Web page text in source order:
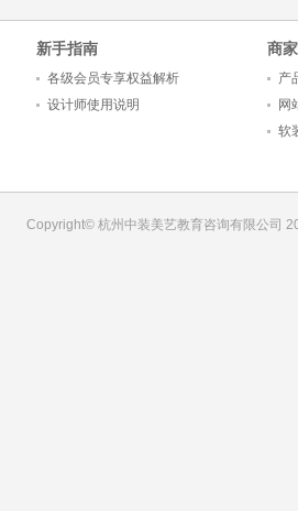
新手指南
各级会员专享权益解析
设计师使用说明
商
产
网
软
Copyright© 杭州中装美艺教育咨询有限公司